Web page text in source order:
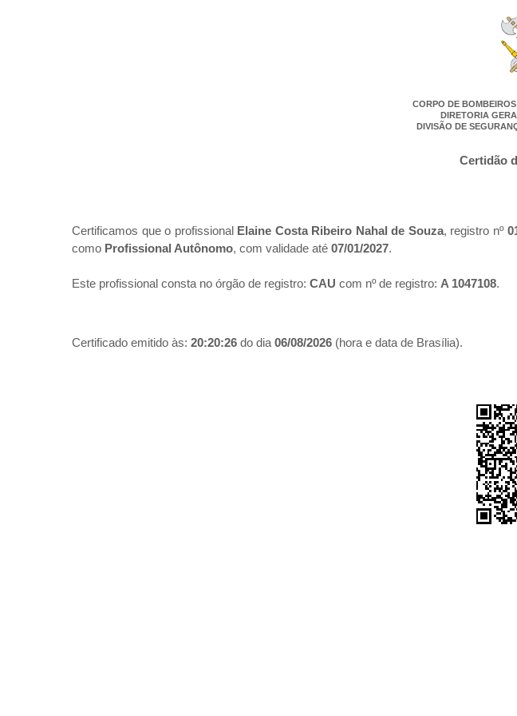
CORPO DE
DIRETORIA
DIVISÃO DE
Certidão
Certificamos que o profissional Elaine Costa Ribeiro Nahal de Souza, registro nº
como Profissional Autônomo, com validade até 07/01/2027.
Este profissional consta no órgão de registro: CAU com nº de registro: A 1047108.
Certificado emitido às: 20:20:26 do dia 06/08/2026 (hora e data de Brasília).